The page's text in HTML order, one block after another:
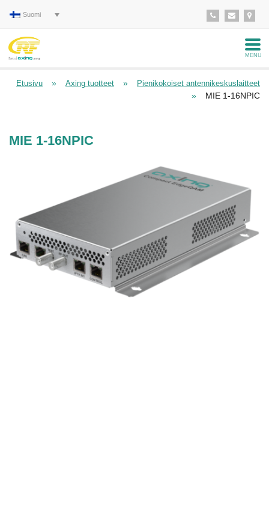
Suomi
MENU
Etusivu » Axing tuotteet » Pienikokoiset antennikeskuslaitteet
» MIE 1-16NPIC
MIE 1-16NPIC